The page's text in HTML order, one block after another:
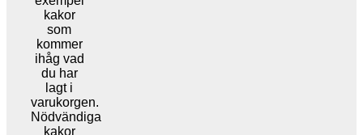
kakor
som
kommer
ihåg vad
du har
lagt i
varukorgen.
Nödvändiga
kakor